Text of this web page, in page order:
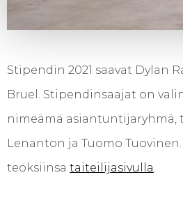
Stipendin 2021 saavat Dylan
Bruel. Stipendinsaajat on
nimeämä asiantuntijaryhmä,
Lenanton ja Tuomo
teoksiinsa taiteilijasivulla